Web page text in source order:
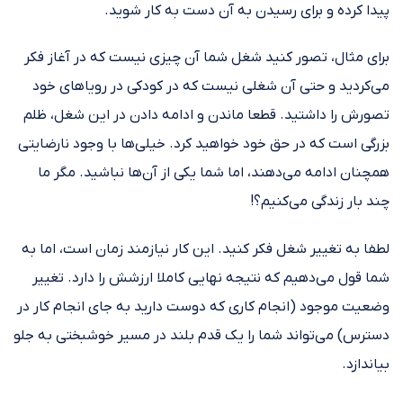
پیدا کرده و برای رسیدن به آن دست به کار شوید.
برای مثال، تصور کنید شغل شما آن چیزی نیست که در آغاز فکر
می‌کردید و حتی آن شغلی نیست که در کودکی در رویاهای خود
تصورش را داشتید. قطعا ماندن و ادامه دادن در این شغل، ظلم
بزرگی است که در حق خود خواهید کرد. خیلی‌ها با وجود نارضایتی
همچنان ادامه می‌دهند، اما شما یکی از آن‌ها نباشید. مگر ما
چند بار زندگی می‌کنیم؟!
لطفا به تغییر شغل فکر کنید. این کار نیازمند زمان است، اما به
شما قول می‌دهیم که نتیجه نهایی کاملا ارزشش را دارد. تغییر
وضعیت موجود (انجام کاری که دوست دارید به جای انجام کار در
دسترس) می‌تواند شما را یک قدم بلند در مسیر خوشبختی به جلو
بیاندازد.